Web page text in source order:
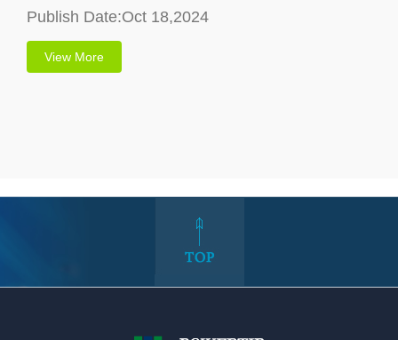
Publish Date:Oct 18,2024
View More